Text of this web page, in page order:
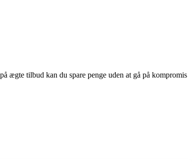
ægte tilbud kan du spare penge uden at gå på kompromis